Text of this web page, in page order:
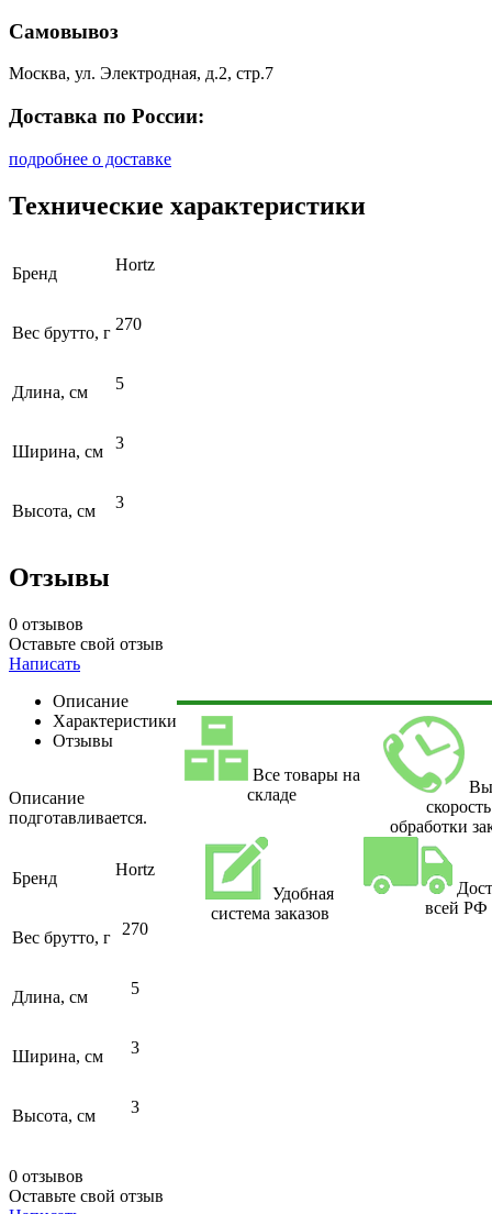
Самовывоз
Москва, ул. Электродная, д.2, стр.7
Доставка по России:
подробнее о доставке
Технические характеристики
Бренд Hortz
Вес брутто, г 270
Длина, см 5
Ширина, см 3
Высота, см 3
Отзывы
0 отзывов
Оставьте свой отзыв
Написать
Описание
Характеристики
Отзывы
Описание
подготавливается.
Бренд Hortz
Вес брутто, г 270
Длина, см 5
Ширина, см 3
Высота, см 3
0 отзывов
Оставьте свой отзыв
Все товары на
складе
скорость
обработки
Удобная
система заказов
всей РФ